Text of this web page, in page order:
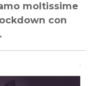
moltissime
con